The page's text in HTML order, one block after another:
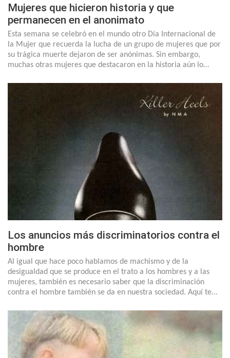
Mujeres que hicieron historia y que
permanecen en el anonimato
Esta semana se celebró en el mundo otro Día Internacional de
la Mujer que recuerda la lucha de un grupo de mujeres que por
su trágica muerte dejaron de ser anónimas. Sin embargo,
muchas otras mujeres que destacaron en la historia aún lo…
Los anuncios más discriminatorios contra el
hombre
Al igual que hace poco hablamos de machismo y de la
desigualdad que se produce en el trato a los hombres y a las
mujeres, también es necesario saber que la discriminación
contra el hombre también se da en nuestra sociedad. Aquí te…